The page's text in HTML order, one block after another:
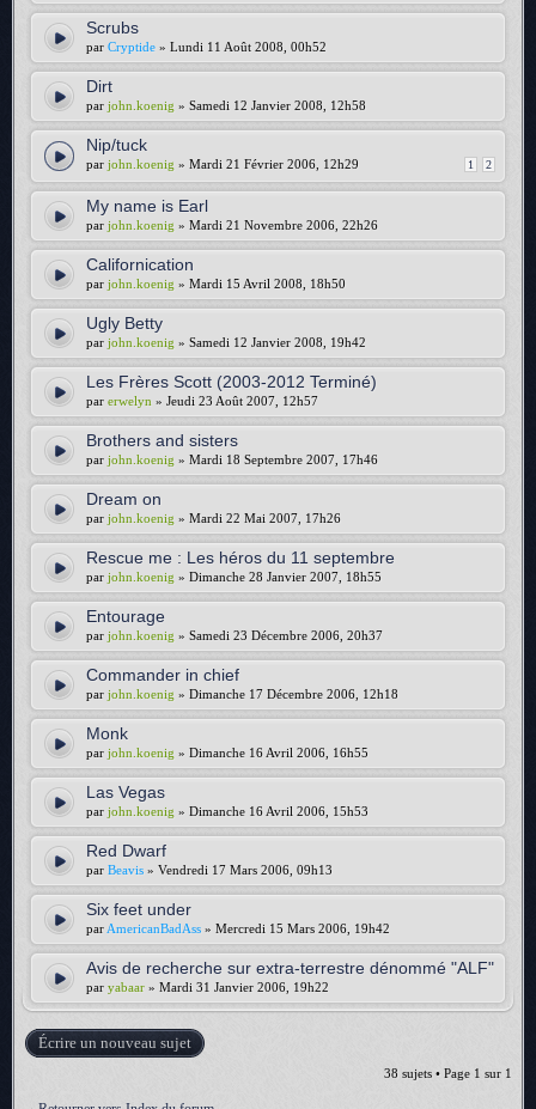
Scrubs
par Cryptide » Lundi 11 Août 2008, 00h52
Dirt
par john.koenig » Samedi 12 Janvier 2008, 12h58
Nip/tuck
1 2
par john.koenig » Mardi 21 Février 2006, 12h29
My name is Earl
par john.koenig » Mardi 21 Novembre 2006, 22h26
Californication
par john.koenig » Mardi 15 Avril 2008, 18h50
Ugly Betty
par john.koenig » Samedi 12 Janvier 2008, 19h42
Les Frères Scott (2003-2012 Terminé)
par erwelyn » Jeudi 23 Août 2007, 12h57
Brothers and sisters
par john.koenig » Mardi 18 Septembre 2007, 17h46
Dream on
par john.koenig » Mardi 22 Mai 2007, 17h26
Rescue me : Les héros du 11 septembre
par john.koenig » Dimanche 28 Janvier 2007, 18h55
Entourage
par john.koenig » Samedi 23 Décembre 2006, 20h37
Commander in chief
par john.koenig » Dimanche 17 Décembre 2006, 12h18
Monk
par john.koenig » Dimanche 16 Avril 2006, 16h55
Las Vegas
par john.koenig » Dimanche 16 Avril 2006, 15h53
Red Dwarf
par Beavis » Vendredi 17 Mars 2006, 09h13
Six feet under
par AmericanBadAss » Mercredi 15 Mars 2006, 19h42
Avis de recherche sur extra-terrestre dénommé "ALF"
par yabaar » Mardi 31 Janvier 2006, 19h22
Écrire un nouveau sujet
38 sujets • Page 1 sur 1